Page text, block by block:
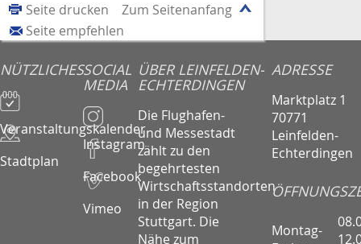
Zum Seitenanfang
Seite drucken
Seite empfehlen
NÜTZLICHES
Veranstaltungskalender
Stadtplan
SOCIAL
MEDIA
Instagram
Facebook
Vimeo
ÜBER LEINFELDEN-
ECHTERDINGEN
Die Flughafen-
und Messestadt
zählt zu den
begehrtesten
Wirtschaftsstandorten
in der Region
Stuttgart. Die
Nähe zum
ADRESSE
Marktplatz 1
70771
Leinfelden-
Echterdingen
Montag-